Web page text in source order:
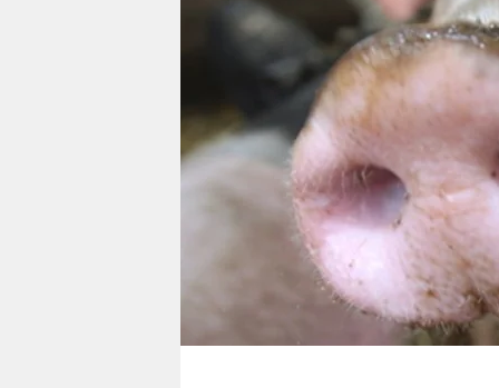
verlag
veranstaltungen
fragen & hilfe
unterstützen
abo
genossenschaft